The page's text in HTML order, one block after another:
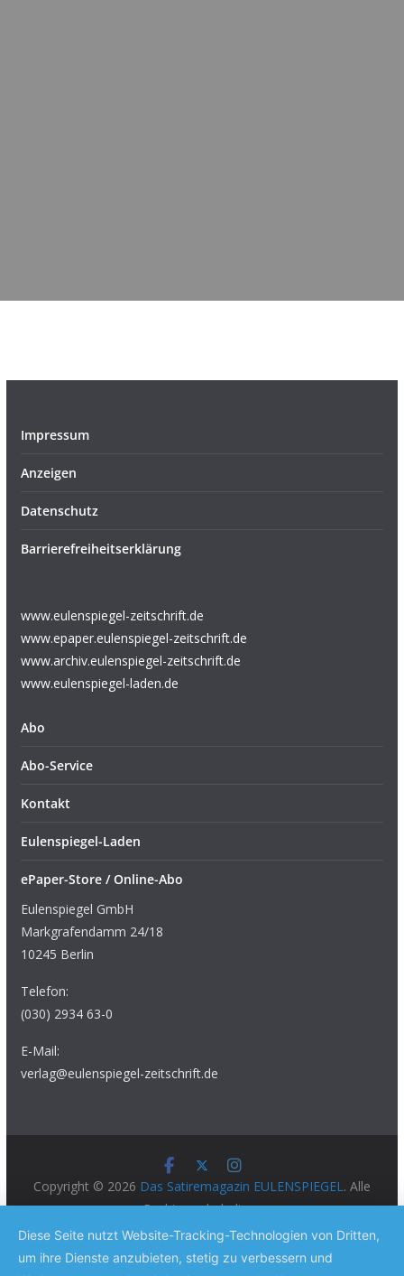
Impressum
Anzeigen
Datenschutz
Barrierefreiheitserklärung
www.eulenspiegel-zeitschrift.de
www.epaper.eulenspiegel-zeitschrift.de
www.archiv.eulenspiegel-zeitschrift.de
www.eulenspiegel-laden.de
Abo
Abo-Service
Kontakt
Eulenspiegel-Laden
ePaper-Store / Online-Abo
Eulenspiegel GmbH
Markgrafendamm 24/18
10245 Berlin
Telefon:
(030) 2934 63-0
E-Mail:
verlag@eulenspiegel-zeitschrift.de
Copyright © 2026 Das Satiremagazin EULENSPIEGEL. Alle
Rechte vorbehalten.
Theme:ColorMag Provon ThemeGrill. Präsentiert von
WordPress.
Diese Seite nutzt Website-Tracking-Technologien von Dritten,
um ihre Dienste anzubieten, stetig zu verbessern und